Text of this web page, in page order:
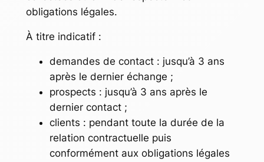
obligations légales.
À titre indicatif :
demandes de contact : jusqu’à 3 ans
après le dernier échange ;
prospects : jusqu’à 3 ans après le
dernier contact ;
clients : pendant toute la durée de la
relation contractuelle puis
conformément aux obligations légales